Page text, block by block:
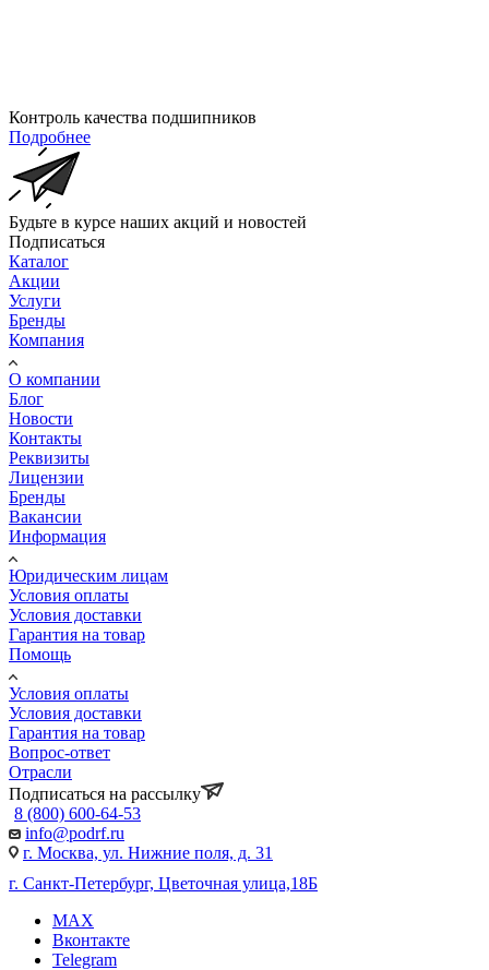
Контроль качества подшипников
Подробнее
Будьте в курсе наших акций и новостей
Подписаться
Каталог
Акции
Услуги
Бренды
Компания
О компании
Блог
Новости
Контакты
Реквизиты
Лицензии
Бренды
Вакансии
Информация
Юридическим лицам
Условия оплаты
Условия доставки
Гарантия на товар
Помощь
Условия оплаты
Условия доставки
Гарантия на товар
Вопрос-ответ
Отрасли
Подписаться на рассылку
8 (800) 600-64-53
info@podrf.ru
г. Москва, ул. Нижние поля, д. 31
г. Санкт-Петербург, Цветочная улица,18Б
MAX
Вконтакте
Telegram